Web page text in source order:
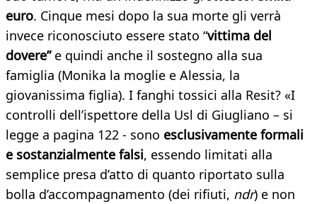
euro. Cinque mesi dopo la sua morte gli verrà
invece riconosciuto essere stato “vittima del
dovere”e quindi anche il sostegno alla sua
famiglia (Monika la moglie e Alessia, la
giovanissima figlia). I fanghi tossici alla Resit? «I
controlli dell’ispettore della Usl di Giugliano – si
legge a pagina 122 - sono esclusivamente formali
e sostanzialmente falsi, essendo limitati alla
semplice presa d’atto di quanto riportato sulla
bolla d’accompagnamento (dei rifiuti, ndr) e non